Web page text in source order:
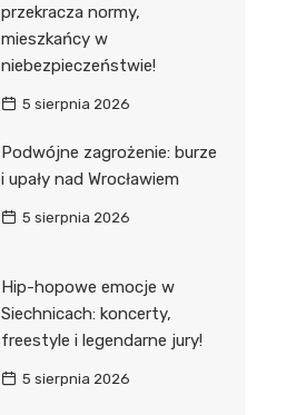
przekracza normy,
mieszkańcy w
niebezpieczeństwie!
5 sierpnia 2026
Podwójne zagrożenie: burze
i upały nad Wrocławiem
5 sierpnia 2026
Hip-hopowe emocje w
Siechnicach: koncerty,
freestyle i legendarne jury!
5 sierpnia 2026